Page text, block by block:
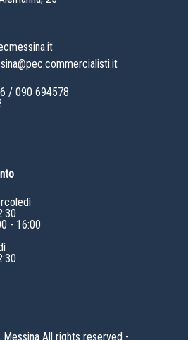
/ 090 694578
- 16:00
All rights reserved -